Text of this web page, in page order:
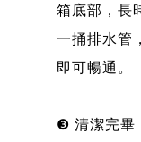
箱底部，長
一捅排水管
即可暢通。
❸ 清潔完畢